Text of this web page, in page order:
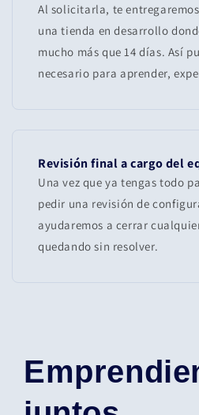
Al solicitarla, te
una tienda en desarrollo
mucho más que 14 días. Así
necesario para aprender,
Revisión final a cargo del
Una vez que ya tengas todo
pedir una revisión de
ayudaremos a cerrar
quedando sin resolver.